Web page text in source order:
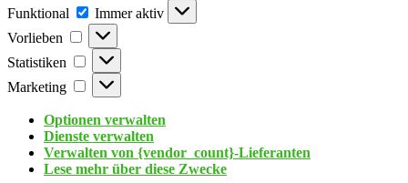
Funktional
Immer aktiv
Vorlieben
Statistiken
Marketing
Optionen verwalten
Dienste verwalten
Verwalten von {vendor_count}-Lieferanten
Lese mehr über diese Zwecke